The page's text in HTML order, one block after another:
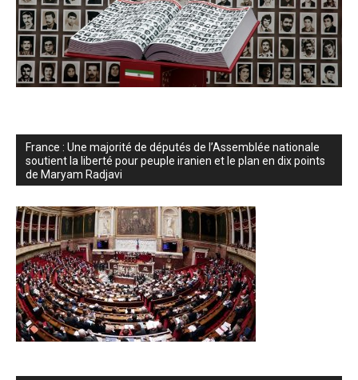
France : Une majorité de députés de l’Assemblée nationale
soutient la liberté pour peuple iranien et le plan en dix points
de Maryam Radjavi